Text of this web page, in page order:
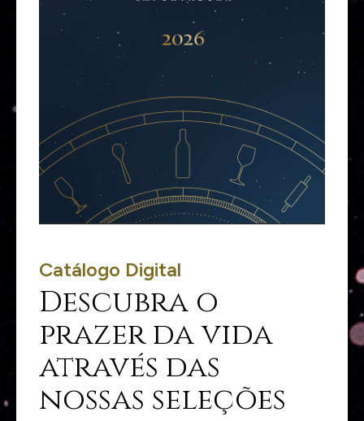
Catálogo Digital
Descubra o
prazer da vida
através das
nossas seleções